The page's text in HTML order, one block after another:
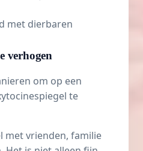
met dierbaren
verhogen
om op een
te
met vrienden, familie